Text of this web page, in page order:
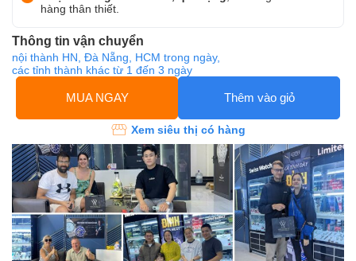
hàng thân thiết.
Thông tin vận chuyển
nội thành HN, Đà Nẵng, HCM trong ngày,
các tỉnh thành khác từ 1 đến 3 ngày
MUA NGAY Thêm vào giỏ
Xem siêu thị có hàng